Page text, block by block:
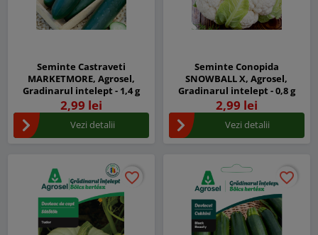
Seminte Castraveti
MARKETMORE, Agrosel,
Gradinarul intelept - 1,4 g
2,99 lei
Vezi detalii
Seminte Conopida
SNOWBALL X, Agrosel,
Gradinarul intelept - 0,8 g
2,99 lei
Vezi detalii
favorite_border
favorite_border favorite_border
favorite_border